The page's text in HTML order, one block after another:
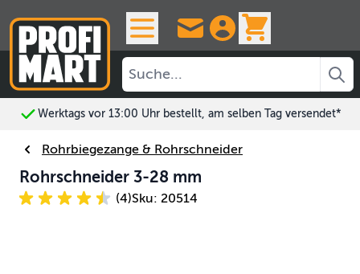
Werktags vor 13:00 Uhr bestellt, am selben Tag versendet*
Rohrbiegezange & Rohrschneider
Rohrschneider 3-28 mm
(4)Sku: 20514